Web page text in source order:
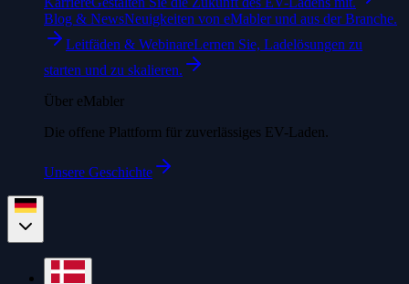
Blog & NewsNeuigkeiten von eMabler und aus der Branche.
Leitfäden & WebinareLernen Sie, Ladelösungen zu
starten und zu skalieren.
Über eMabler
Die offene Plattform für zuverlässiges EV-Laden.
Unsere Geschichte